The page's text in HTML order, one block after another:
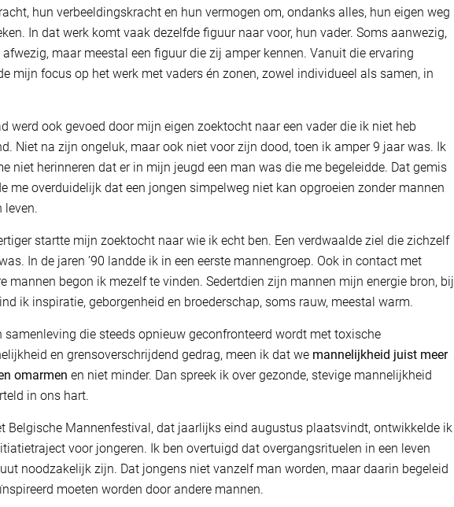
hun verbeeldingskracht en hun vermogen om, ondanks alles, hun eigen weg
In dat werk komt vaak dezelfde figuur naar voor, hun vader. Soms aanwezig,
afwezig, maar meestal een figuur die zij amper kennen. Vanuit die ervaring
mijn focus op het werk met vaders én zonen, zowel individueel als samen, in
werd ook gevoed door mijn eigen zoektocht naar een vader die ik niet heb
Niet na zijn ongeluk, maar ook niet voor zijn dood, toen ik amper 9 jaar was. Ik
niet herinneren dat er in mijn jeugd een man was die me begeleidde. Dat gemis
me overduidelijk dat een jongen simpelweg niet kan opgroeien zonder mannen
leven.
startte mijn zoektocht naar wie ik echt ben. Een verdwaalde ziel die zichzelf
In de jaren ’90 landde ik in een eerste mannengroep. Ook in contact met
mannen begon ik mezelf te vinden. Sedertdien zijn mannen mijn energie bron, bij
ik inspiratie, geborgenheid en broederschap, soms rauw, meestal warm.
samenleving die steeds opnieuw geconfronteerd wordt met toxische
en grensoverschrijdend gedrag, meen ik dat we mannelijkheid juist meer
omarmen en niet minder. Dan spreek ik over gezonde, stevige mannelijkheid
in ons hart.
Belgische Mannenfestival, dat jaarlijks eind augustus plaatsvindt, ontwikkelde ik
voor jongeren. Ik ben overtuigd dat overgangsrituelen in een leven
noodzakelijk zijn. Dat jongens niet vanzelf man worden, maar daarin begeleid
moeten worden door andere mannen.